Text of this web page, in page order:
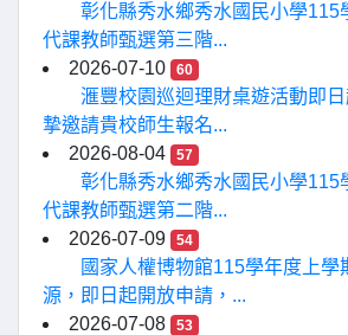
彰化縣秀水鄉秀水國民小學115
代課教師甄選第三階...
2026-07-10
60
滙豐校園巡迴理財桌遊活動即
摯邀請貴校師生報名...
2026-08-04
57
彰化縣秀水鄉秀水國民小學115
代課教師甄選第二階...
2026-07-09
54
國家人權博物館115學年度上學
源，即日起開放申請，...
2026-07-08
53